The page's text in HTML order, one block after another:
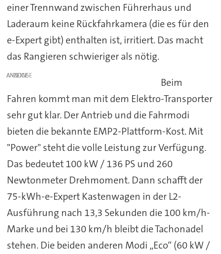
einer Trennwand zwischen Führerhaus und
Laderaum keine Rückfahrkamera (die es für den
e-Expert gibt) enthalten ist, irritiert. Das macht
das Rangieren schwieriger als nötig.
ANZEIGE
Beim
Fahren kommt man mit dem Elektro-Transporter
sehr gut klar. Der Antrieb und die Fahrmodi
bieten die bekannte EMP2-Plattform-Kost. Mit
"Power" steht die volle Leistung zur Verfügung.
Das bedeutet 100 kW / 136 PS und 260
Newtonmeter Drehmoment. Dann schafft der
75-kWh-e-Expert Kastenwagen in der L2-
Ausführung nach 13,3 Sekunden die 100 km/h-
Marke und bei 130 km/h bleibt die Tachonadel
stehen. Die beiden anderen Modi „Eco“ (60 kW /